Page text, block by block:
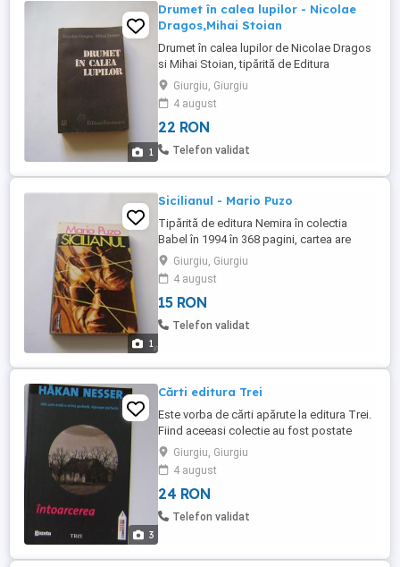
1
Drumet în calea lupilor - Nicolae
Dragos,Mihai Stoian
Drumet în calea lupilor de Nicolae Dragos
si Mihai Stoian, tipărită de Editura
Eminescu în 1987, 480 pag. este
considerată a fi filmul unei existente reale
liber interpretată deoarece - pornind de la
date reale - autorii au încercat să prezinte
actiunile ce au dus la oribila asasinare a
Giurgiu, Giurgiu
4 august
22 RON
Telefon validat
1
Sicilianul - Mario Puzo
Tipărită de editura Nemira în colectia
Babel în 1994 în 368 pagini, cartea are
recenzii extraordinare, considerându-se
că nu este o simplă continuare a
celebrului roman Nasul , ci că personajele
si actiunea sunt mai complexe si mai
captivante. Livrarea se face cu Posta
Giurgiu, Giurgiu
4 august
15 RON
Telefon validat
3
Cărti editura Trei
Este vorba de cărti apărute la editura Trei.
Fiind aceeasi colectie au fost postate
împreună dar mentionati pe care le doriti.
Toate sunt impecabile, fiind citite si
utilizate de o singură persoană. - Explozii
în Stockholm de Liza Marklund. 7 lei - Luni
de fiere de Pascal Bruckner. 7 lei -
Giurgiu, Giurgiu
4 august
24 RON
Telefon validat